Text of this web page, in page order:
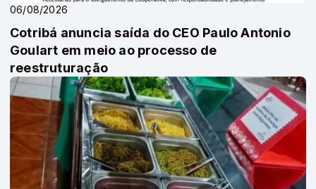
06/08/2026
Cotribá anuncia saída do CEO Paulo Antonio
Goulart em meio ao processo de
reestruturação